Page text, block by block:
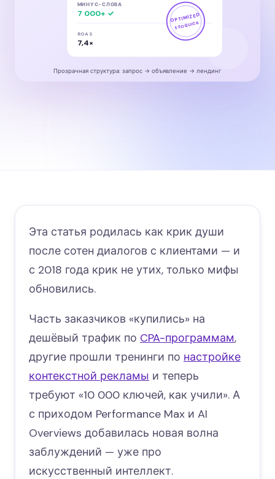
МИНУС-СЛОВА
7 000+ ✓
ROAS
7,4×
OPTIMIZED
SEOQUICK
Прозрачная структура: запрос → объявление → лендинг
Эта статья родилась как крик души
после сотен диалогов с клиентами — и
с 2018 года крик не утих, только мифы
обновились.
Часть заказчиков «купились» на
дешёвый трафик по CPA-программам,
другие прошли тренинги по настройке
контекстной рекламы и теперь
требуют «10 000 ключей, как учили». А
с приходом Performance Max и AI
Overviews добавилась новая волна
заблуждений — уже про
искусственный интеллект.